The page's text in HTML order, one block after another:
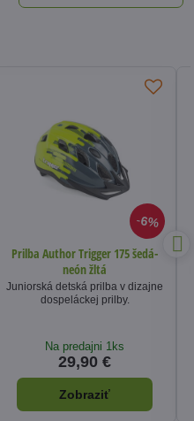
6%
Prilba Author Trigger 175 šedá-
neón žltá
Juniorská detská prilba v dizajne
dospeláckej prilby.
Na predajni 1ks
29,90 €
Zobraziť